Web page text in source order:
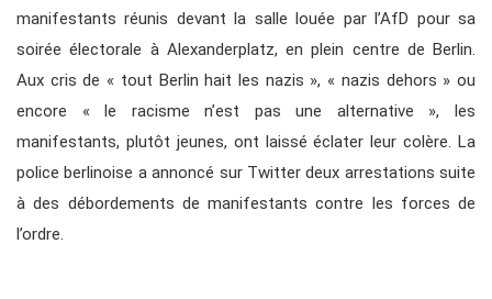
manifestants réunis devant la salle louée par l’AfD pour sa
soirée électorale à Alexanderplatz, en plein centre de Berlin.
Aux cris de « tout Berlin hait les nazis », « nazis dehors » ou
encore « le racisme n’est pas une alternative », les
manifestants, plutôt jeunes, ont laissé éclater leur colère. La
police berlinoise a annoncé sur Twitter deux arrestations suite
à des débordements de manifestants contre les forces de
l’ordre.